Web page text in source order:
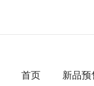
首页 新品预